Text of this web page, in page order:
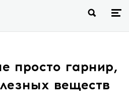
просто гарнир,
веществ